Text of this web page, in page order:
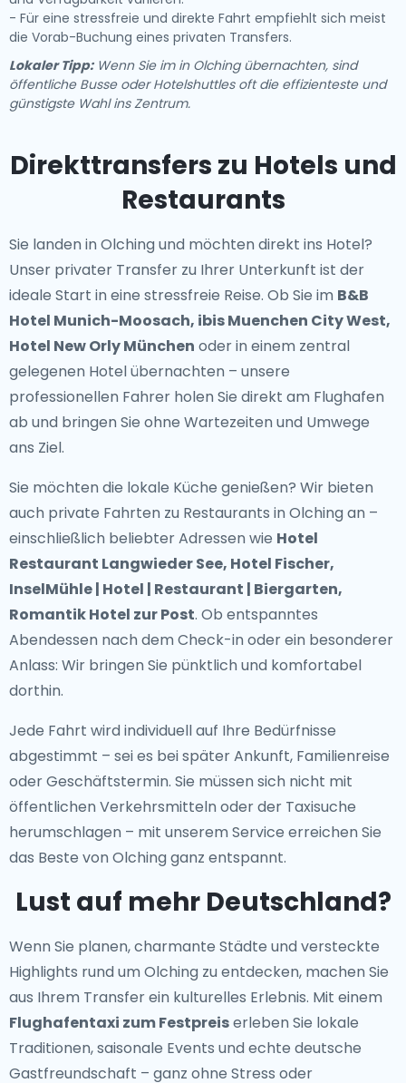
- Für eine stressfreie und direkte Fahrt empfiehlt sich meist
die Vorab-Buchung eines privaten Transfers.
Lokaler Tipp:Wenn Sie im in Olching übernachten, sind
öffentliche Busse oder Hotelshuttles oft die effizienteste und
günstigste Wahl ins Zentrum.
Direkttransfers zu Hotels und
Restaurants
Sie landen in Olching und möchten direkt ins Hotel?
Unser privater Transfer zu Ihrer Unterkunft ist der
ideale Start in eine stressfreie Reise. Ob Sie im B&B
Hotel Munich-Moosach, ibis Muenchen City West,
Hotel New Orly München oder in einem zentral
gelegenen Hotel übernachten – unsere
professionellen Fahrer holen Sie direkt am Flughafen
ab und bringen Sie ohne Wartezeiten und Umwege
ans Ziel.
Sie möchten die lokale Küche genießen? Wir bieten
auch private Fahrten zu Restaurants in Olching an –
einschließlich beliebter Adressen wie Hotel
Restaurant Langwieder See, Hotel Fischer,
InselMühle | Hotel | Restaurant | Biergarten,
Romantik Hotel zur Post. Ob entspanntes
Abendessen nach dem Check-in oder ein besonderer
Anlass: Wir bringen Sie pünktlich und komfortabel
dorthin.
Jede Fahrt wird individuell auf Ihre Bedürfnisse
abgestimmt – sei es bei später Ankunft, Familienreise
oder Geschäftstermin. Sie müssen sich nicht mit
öffentlichen Verkehrsmitteln oder der Taxisuche
herumschlagen – mit unserem Service erreichen Sie
das Beste von Olching ganz entspannt.
Lust auf mehr Deutschland?
Wenn Sie planen, charmante Städte und versteckte
Highlights rund um Olching zu entdecken, machen Sie
aus Ihrem Transfer ein kulturelles Erlebnis. Mit einem
Flughafentaxi zum Festpreiserleben Sie lokale
Traditionen, saisonale Events und echte deutsche
Gastfreundschaft – ganz ohne Stress oder